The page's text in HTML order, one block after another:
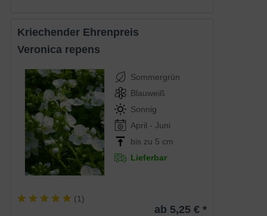
Kriechender Ehrenpreis
Veronica repens
Sommergrün
Blauweiß
Sonnig
April - Juni
bis zu 5 cm
Lieferbar
(1)
ab 5,25 € *